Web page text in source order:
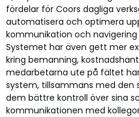
fördelar för Coors dagliga
automatisera och optimera
kommunikation och
Systemet har även gett mer
kring bemanning,
medarbetarna ute på fältet
system, tillsammans med den
dem bättre kontroll över sina
kommunikationen med